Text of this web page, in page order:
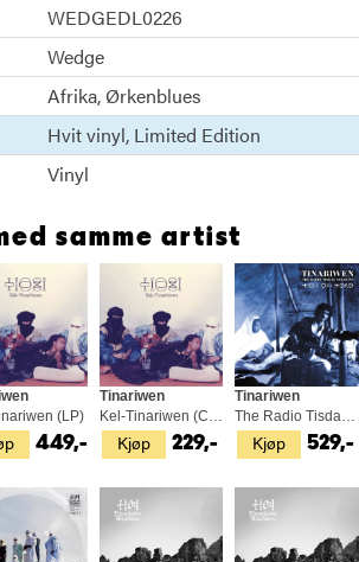
WEDGEDL0226
Wedge
Afrika Ørkenblues
Hvit vinyl Limited Edition
Vinyl
samme artist
(LP)
449,- Kjøp
Tinariwen
Kel-Tinariwen (CD)
229,- Kjøp
Tinariwen
The Radio Tisdas Sessions - LTD (2LP)
529,-